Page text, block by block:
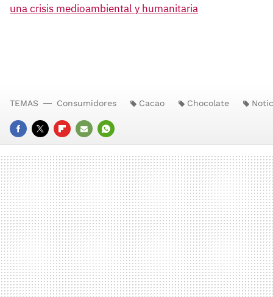
una crisis medioambiental y humanitaria
FACEBOOK
TWITTERFLIPBOARD
E-
MAIL
WHATSAPP
TEMAS Consumidores Cacao Chocolate